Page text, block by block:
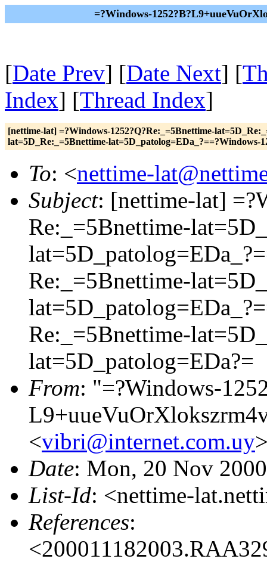
=?Windows-
[Date Prev] [Date Next] [
Index] [Thread Index]
[nettime-lat] =?Windows-1252?Q?Re:_=5Bnettime-
lat=5D_Re:_=5Bnettime-lat=5D_patolog=EDa_?==?Windows-
To: <nettime-
Subject: [nettime-lat]
Re:_=5Bnettime-
Re:_=5Bnettime-
Re:_=5Bnettime-
lat=5D_patolog=EDa?=
From: "=?Windows-
<vibri@internet.com.uy
Date: Mon, 20 Nov
List-Id: <nettime-
References: